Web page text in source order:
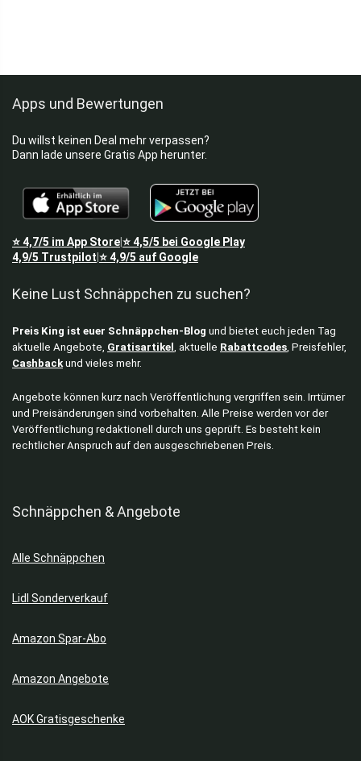
Apps und Bewertungen
Du willst keinen Deal mehr verpassen?
Dann lade unsere Gratis App herunter.
⭐4,7/5 im App Store⭐4,5/5 bei Google Play
4,9/5 Trustpilot ⭐4,9/5 auf Google
Keine Lust Schnäppchen zu suchen?
Preis King ist euer Schnäppchen-Blog und bietet euch jeden Tag
aktuelle Angebote, Gratisartikel , aktuelle Rabattcodes , Preisfehler,
Cashback und vieles mehr.
Angebote können kurz nach Veröffentlichung vergriffen sein. Irrtümer
und Preisänderungen sind vorbehalten. Alle Preise werden vor der
Veröffentlichung redaktionell durch uns geprüft. Es besteht kein
rechtlicher Anspruch auf den ausgeschriebenen Preis.
Schnäppchen & Angebote
Alle Schnäppchen
Lidl Sonderverkauf
Amazon Spar-Abo
Amazon Angebote
AOK Gratisgeschenke